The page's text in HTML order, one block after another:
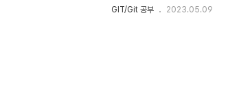
하고자합니다. 1. GitFlow의 용도
GIT/Git 공부 2023.05.09